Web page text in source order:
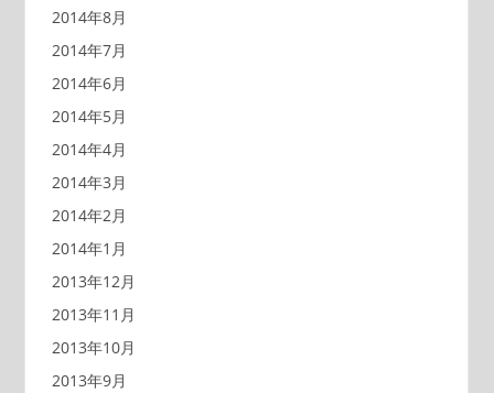
2014年8月
2014年7月
2014年6月
2014年5月
2014年4月
2014年3月
2014年2月
2014年1月
2013年12月
2013年11月
2013年10月
2013年9月